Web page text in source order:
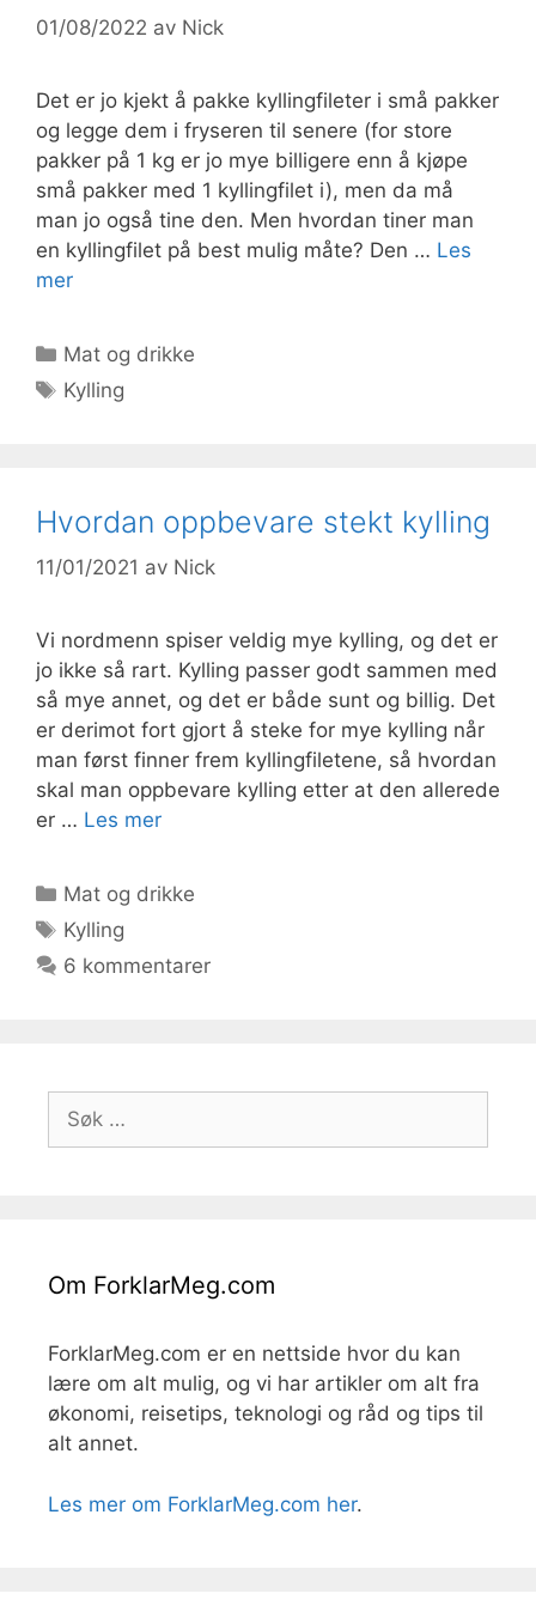
01/08/2022 av Nick
Det er jo kjekt å pakke kyllingfileter i små pakker
og legge dem i fryseren til senere (for store
pakker på 1 kg er jo mye billigere enn å kjøpe
små pakker med 1 kyllingfilet i), men da må
man jo også tine den. Men hvordan tiner man
en kyllingfilet på best mulig måte? Den … Les
mer
Kategorier
Mat og drikke
Stikkord
Kylling
Hvordan oppbevare stekt kylling
11/01/2021 av Nick
Vi nordmenn spiser veldig mye kylling, og det er
jo ikke så rart. Kylling passer godt sammen med
så mye annet, og det er både sunt og billig. Det
er derimot fort gjort å steke for mye kylling når
man først finner frem kyllingfiletene, så hvordan
skal man oppbevare kylling etter at den allerede
er … Les mer
Kategorier
Mat og drikke
Stikkord
Kylling
6 kommentarer
Søk
etter:
Om ForklarMeg.com
ForklarMeg.com er en nettside hvor du kan
lære om alt mulig, og vi har artikler om alt fra
økonomi, reisetips, teknologi og råd og tips til
alt annet.
Les mer om ForklarMeg.com her.